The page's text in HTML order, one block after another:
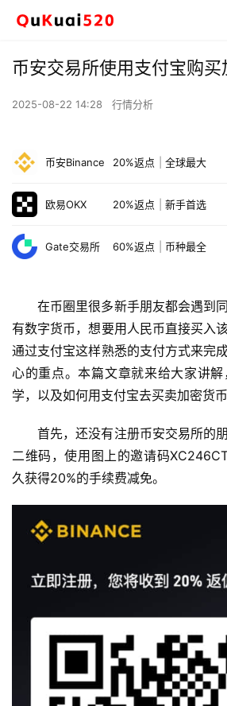
币安交易所使用支付宝购
2025-08-22 14:28 行情分析
币安Binance 20%返点 全球最大
欧易OKX 20%返点 新手首选
Gate交易所 60%返点 币种最全
在币圈里很多新手朋友都会遇到
有数字货币，想要用人民币直接买入
通过支付宝这样熟悉的支付方式来完
心的重点。本篇文章就来给大家讲
学，以及如何用支付宝去买卖加密货币
首先，还没有注册币安交易所的
二维码，使用图上的邀请码
久获得20%的手续费减免。